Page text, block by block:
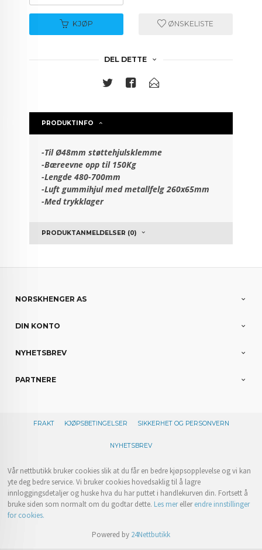
KJØP ØNSKELISTE
DEL DETTE
PRODUKTINFO
-Til Ø48mm støttehjulsklemme
-Bæreevne opp til 150Kg
-Lengde 480-700mm
-Luft gummihjul med metallfelg 260x65mm
-Med trykklager
PRODUKTANMELDELSER (0)
NORSKHENGER AS
DIN KONTO
NYHETSBREV
PARTNERE
FRAKT KJØPSBETINGELSER SIKKERHET OG PERSONVERN
NYHETSBREV
Vår nettbutikk bruker cookies slik at du får en bedre kjøpsopplevelse og vi kan
yte deg bedre service. Vi bruker cookies hovedsaklig til å lagre
innloggingsdetaljer og huske hva du har puttet i handlekurven din. Fortsett å
bruke siden som normalt om du godtar dette. Les merellerendre innstillinger
for cookies.
Powered by 24Nettbutikk